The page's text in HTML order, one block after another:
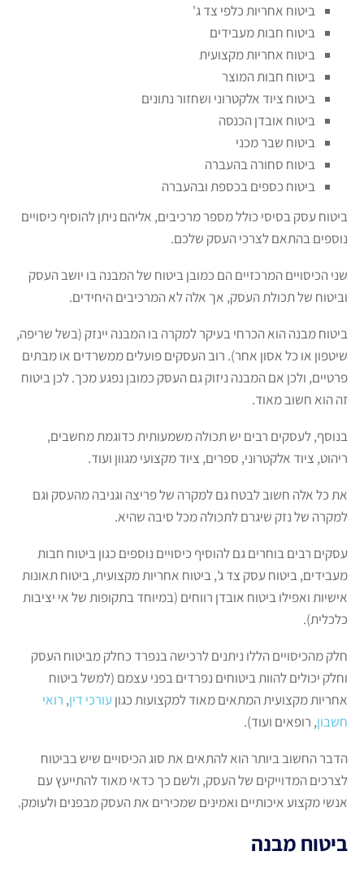
ביטוח אחריות כלפי צד ג'
ביטוח חבות מעבידים
ביטוח אחריות מקצועית
ביטוח חבות המוצר
ביטוח ציוד אלקטרוני ושחזור נתונים
ביטוח אובדן הכנסה
ביטוח שבר מכני
ביטוח סחורה בהעברה
ביטוח כספים בכספת ובהעברה
ביטוח עסק בסיסי כולל מספר מרכיבים, אליהם ניתן להוסיף כיסויים
נוספים בהתאם לצרכי העסק שלכם.
שני הכיסויים המרכזיים הם כמובן ביטוח של המבנה בו יושב העסק
וביטוח של תכולת העסק, אך אלה לא המרכיבים היחידים.
ביטוח מבנה הוא הכרחי בעיקר למקרה בו המבנה יינזק (בשל שריפה,
שיטפון או כל אסון אחר). רוב העסקים פועלים ממשרדים או מבתים
פרטיים, ולכן אם המבנה ניזוק גם העסק כמובן נפגע מכך. לכן ביטוח
זה הוא חשוב מאוד.
בנוסף, לעסקים רבים יש תכולה משמעותית כדוגמת מחשבים,
ריהוט, ציוד אלקטרוני, ספרים, ציוד מקצועי מגוון ועוד.
את כל אלה חשוב לבטח גם למקרה של פריצה וגניבה מהעסק וגם
למקרה של נזק שיגרם לתכולה מכל סיבה שהיא.
עסקים רבים בוחרים גם להוסיף כיסויים נוספים כגון ביטוח חבות
מעבידים, ביטוח עסק צד ג', ביטוח אחריות מקצועית, ביטוח תאונות
אישיות ואפילו ביטוח אובדן רווחים (במיוחד בתקופות של אי יציבות
כלכלית).
חלק מהכיסויים הללו ניתנים לרכישה בנפרד כחלק מביטוח העסק
וחלק יכולים להוות ביטוחים נפרדים בפני עצמם (למשל ביטוח
אחריות מקצועית המתאים מאוד למקצועות כגון עורכי דין, רואי
חשבון, רופאים ועוד).
הדבר החשוב ביותר הוא להתאים את סוג הכיסויים שיש בביטוח
לצרכים המדוייקים של העסק, ולשם כך כדאי מאוד להתייעץ עם
אנשי מקצוע איכותיים ואמינים שמכירים את העסק מבפנים ולעומק.
ביטוח מבנה